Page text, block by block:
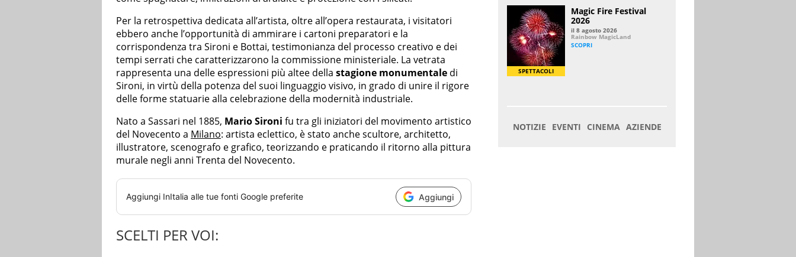
Per la retrospettiva dedicata all’artista, oltre all’opera restaurata, i visitatori
ebbero anche l’opportunità di ammirare i cartoni preparatori e la
corrispondenza tra Sironi e Bottai, testimonianza del processo creativo e dei
tempi serrati che caratterizzarono la commissione ministeriale. La vetrata
rappresenta una delle espressioni più altee della stagione monumentale di
Sironi, in virtù della potenza del suoi linguaggio visivo, in grado di unire il rigore
delle forme statuarie alla celebrazione della modernità industriale.
Nato a Sassari nel 1885, Mario Sironi fu tra gli iniziatori del movimento artistico
del Novecento a Milano: artista eclettico, è stato anche scultore, architetto,
illustratore, scenografo e grafico, teorizzando e praticando il ritorno alla pittura
murale negli anni Trenta del Novecento.
Aggiungi InItalia alle tue fonti Google preferite Aggiungi
SCELTI PER VOI: